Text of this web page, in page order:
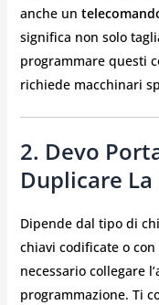
anche un
significa non solo
programmare questi
richiede macchinari
2. Devo
Duplicare La
Dipende dal tipo di
chiavi codificate o
necessario collegare
programmazione. Ti